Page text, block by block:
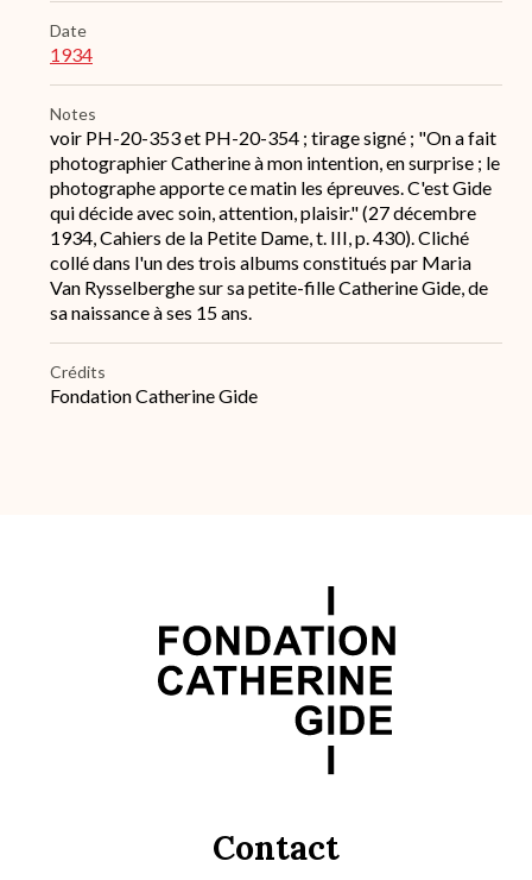
Date
1934
Notes
voir PH-20-353 et PH-20-354 ; tirage signé ; "On a fait
photographier Catherine à mon intention, en surprise ; le
photographe apporte ce matin les épreuves. C'est Gide
qui décide avec soin, attention, plaisir." (27 décembre
1934, Cahiers de la Petite Dame, t. III, p. 430). Cliché
collé dans l'un des trois albums constitués par Maria
Van Rysselberghe sur sa petite-fille Catherine Gide, de
sa naissance à ses 15 ans.
Crédits
Fondation Catherine Gide
Contact